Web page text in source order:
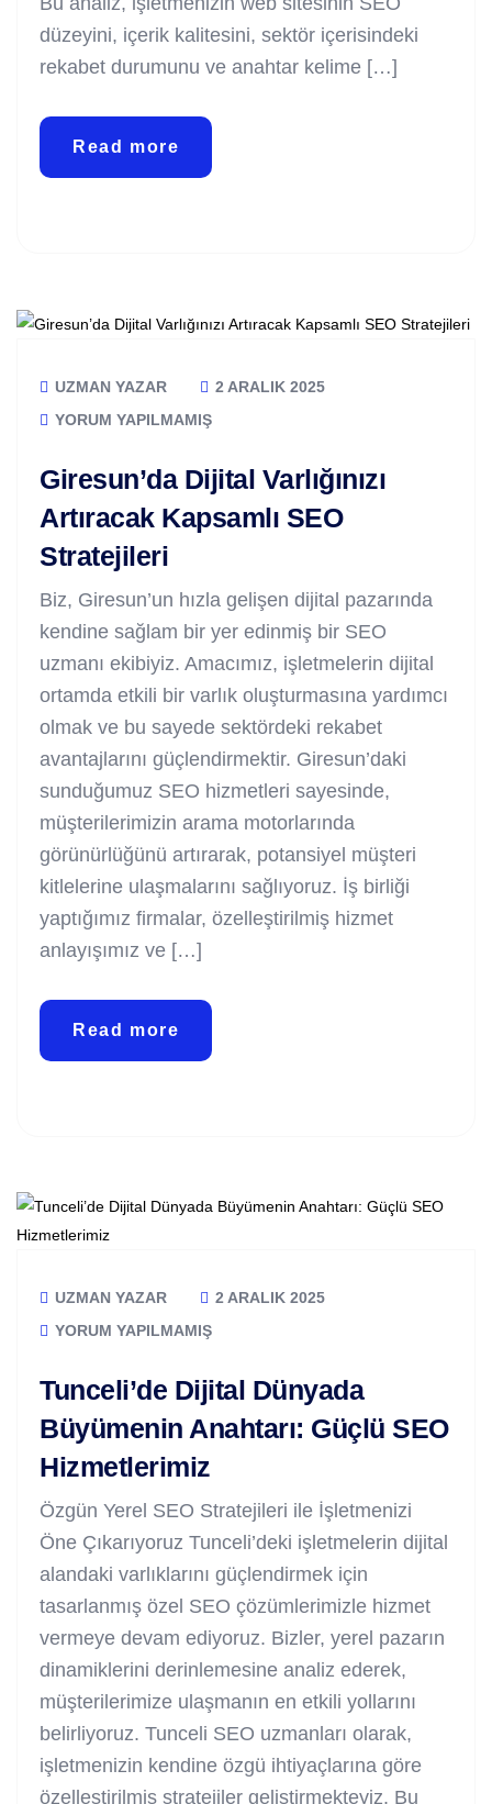
düzeyini, içerik kalitesini, sektör içerisindeki
rekabet durumunu ve anahtar kelime […]
Read more
UZMAN YAZAR
2 ARALIK 2025
YORUM YAPILMAMIŞ
Giresun’da Dijital Varlığınızı
Artıracak Kapsamlı SEO
Stratejileri
Biz, Giresun’un hızla gelişen dijital pazarında
kendine sağlam bir yer edinmiş bir SEO
uzmanı ekibiyiz. Amacımız, işletmelerin dijital
ortamda etkili bir varlık oluşturmasına yardımcı
olmak ve bu sayede sektördeki rekabet
avantajlarını güçlendirmektir. Giresun’daki
sunduğumuz SEO hizmetleri sayesinde,
müşterilerimizin arama motorlarında
görünürlüğünü artırarak, potansiyel müşteri
kitlelerine ulaşmalarını sağlıyoruz. İş birliği
yaptığımız firmalar, özelleştirilmiş hizmet
anlayışımız ve […]
Read more
UZMAN YAZAR
2 ARALIK 2025
YORUM YAPILMAMIŞ
Tunceli’de Dijital Dünyada
Büyümenin Anahtarı: Güçlü SEO
Hizmetlerimiz
Özgün Yerel SEO Stratejileri ile İşletmenizi
Öne Çıkarıyoruz Tunceli’deki işletmelerin dijital
alandaki varlıklarını güçlendirmek için
tasarlanmış özel SEO çözümlerimizle hizmet
vermeye devam ediyoruz. Bizler, yerel pazarın
dinamiklerini derinlemesine analiz ederek,
müşterilerimize ulaşmanın en etkili yollarını
belirliyoruz. Tunceli SEO uzmanları olarak,
işletmenizin kendine özgü ihtiyaçlarına göre
özelleştirilmiş stratejiler geliştirmekteyiz. Bu